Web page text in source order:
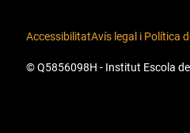
AccessibilitatAvís legal i Política
© Q5856098H - Institut Escola